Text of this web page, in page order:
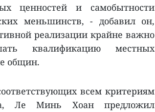
ценностей и самобытности
меньшинств, - добавил он,
реализации крайне важно
квалификацию местных
общин.
всем критериям
Ле Минь Хоан предложил